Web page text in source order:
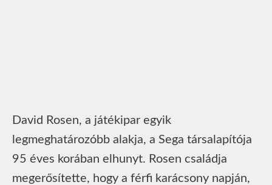
David Rosen, a játékipar egyik
legmeghatározóbb alakja, a Sega társalapítója
95 éves korában elhunyt. Rosen családja
megerősítette, hogy a férfi karácsony napján,